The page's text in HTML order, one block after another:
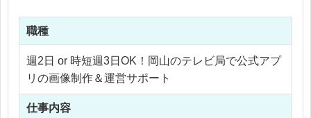
進め方としては、週1〜2回程度の打ち合わせで進捗
や方向性を確認しながら、それ以外の時間は各自で
調査・企画検討・関係者との調整などを進めていく
想定です。
常に指示を受けて動くというよりも、目的に向かっ
て自ら考え、必要な人を巻き込みながら前に進めら
※テレビ局でのお仕事ですが、番組制作やテレビ業
界での経験は問いません。
※瀬戸内エリア在住・出身でなくても歓迎します。
東京・大阪などから地域に関わる働き方をされてい
職種
週2日 or 時短週3日OK！岡山のテレビ局で公式アプ
リの画像制作＆運営サポート
仕事内容